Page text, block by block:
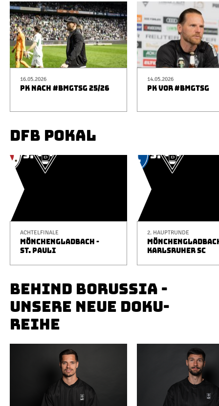
16.05.2026
PK NACH #BMGTSG 25/26
14.05.2026
PK VOR #BMGTSG
DFB POKAL
ACHTELFINALE
MÖNCHENGLADBACH -
ST. PAULI
2. HAUPTRUNDE
KARLSRUHER SC
BEHIND BORUSSIA -
UNSERE NEUE DOKU-
REIHE